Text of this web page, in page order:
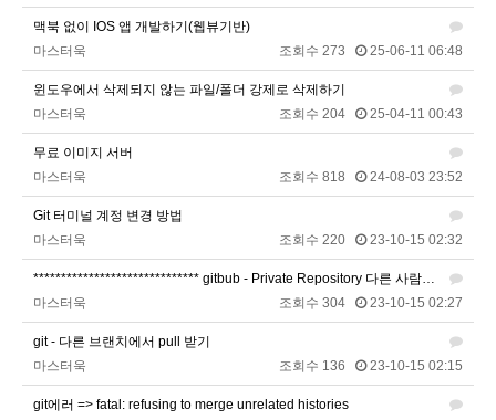
맥북 없이 IOS 앱 개발하기(웹뷰기반)
마스터욱
조회수 273 25-06-11 06:48
윈도우에서 삭제되지 않는 파일/폴더 강제로 삭제하기
마스터욱
조회수 204 25-04-11 00:43
무료 이미지 서버
마스터욱
조회수 818 24-08-03 23:52
Git 터미널 계정 변경 방법
마스터욱
조회수 220 23-10-15 02:32
****************************** gitbub - Private Repository 다른 사람과 공유하기+클론
마스터욱
조회수 304 23-10-15 02:27
git - 다른 브랜치에서 pull 받기
마스터욱
조회수 136 23-10-15 02:15
git에러 => fatal: refusing to merge unrelated histories
비회원67de1qasc4tnqvqv155pp4l5if 워워 20:08:16
2025년 09월 22일 월요일
벌레세끼 16:11:47
비회원7dck40vnii67gh999kiubtnpip 14:37:56
2026년 01월 21일 수요일
비회원86967n2tb0iacdl6lpcidp6hm1 욜로PC방 15:38:57
2026년 03월 10일 화요일
비회원8e48be417jjo2ju090lv65fnf5 ㅎ2
10:41:14
비회원8e48be417jjo2ju090lv65fnf5
10:41:21
비회원8e48be417jjo2ju090lv65fnf5 일본인이 카레가 맛있으면 하는말은?
10:41:52
비회원8e48be417jjo2ju090lv65fnf5
와 카레 마시따!
10:41:56